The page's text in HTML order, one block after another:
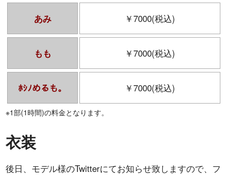
あみ ￥7000(税込)
もも ￥7000(税込)
ﾎｼﾉめるも。 ￥7000(税込)
※1部(1時間)の料金となります。
衣装
後日、モデル様のTwitterにてお知らせ致しますので、フ